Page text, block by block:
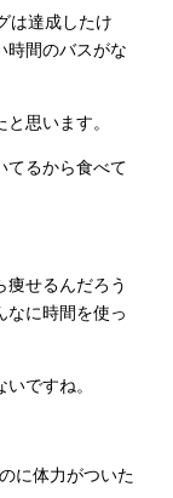
は達成したけ
時間のバスがな
思います。
てるから食べて
せるんだろう
なに時間を使っ
ですね。
に体力がついた